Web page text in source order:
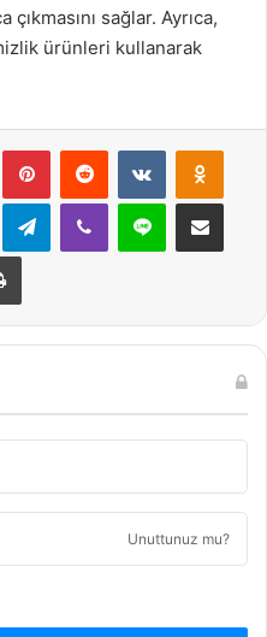
sağlar. Ayrıca,
ürünleri kullanarak
PinterestReddit VKontakte
TelegramViber Line E-Posta ile
Yazdır
Unuttunuz mu?